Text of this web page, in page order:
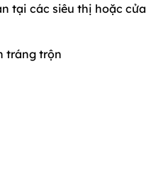
tại các siêu thị hoặc cửa
tráng trộn